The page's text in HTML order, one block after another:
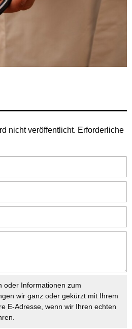
nicht veröffentlicht. Erforderliche
oder Informationen zum
wir ganz oder gekürzt mit Ihrem
E-Adresse, wenn wir Ihren echten